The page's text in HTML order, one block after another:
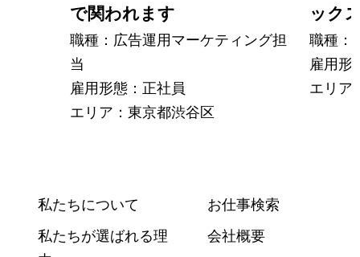
で関われます
職種：広告運用マーケティング担
当
雇用形態：正社員
エリア：東京都渋谷区
ック
職種：
雇用形
エリア
私たちについて
私たちが選ばれる理
お仕事検索
会社概要